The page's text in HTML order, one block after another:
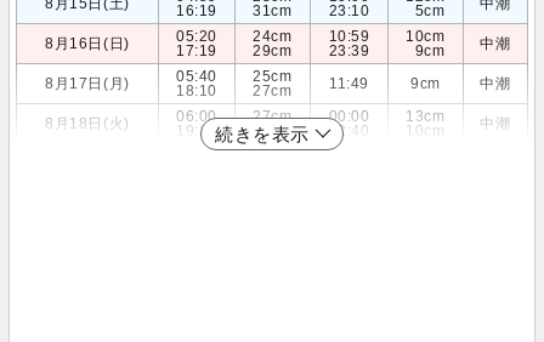
16:19
31cm
23:10
5cm
8月16日(日)
05:20
17:19
24cm
29cm
10:59
23:39
10cm
9cm
中潮
8月17日(月)
05:40
18:10
25cm
27cm
11:49 9cm 中潮
8月18日(火)
06:00
19:19
27cm
24cm
00:00
12:40
13cm
10cm
中潮
続きを表示